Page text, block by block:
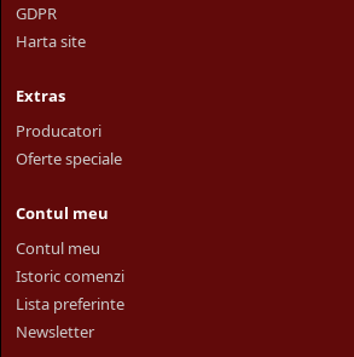
GDPR
Harta site
Extras
Producatori
Oferte speciale
Contul meu
Contul meu
Istoric comenzi
Lista preferinte
Newsletter